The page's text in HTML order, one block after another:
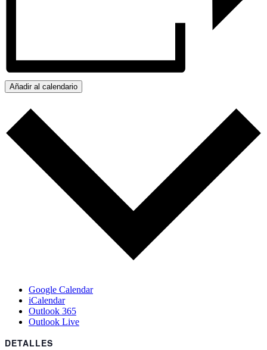
Añadir al calendario
Google Calendar
iCalendar
Outlook 365
Outlook Live
DETALLES